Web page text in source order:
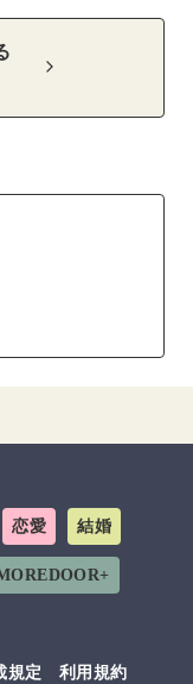
恋愛 結婚
規定 利用規約